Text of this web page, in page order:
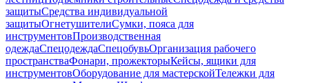
защитыСредства индивидуальной
защитыОгнетушителиСумки, пояса для
инструментовПроизводственная
одеждаСпецодеждаСпецобувьОрганизация рабочего
пространстваФонари, прожекторыКейсы, ящики для
инструментовОборудование для мастерскойТележки для